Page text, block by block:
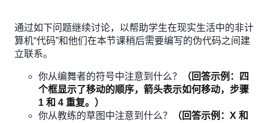
通过如下问题继续讨论，以帮助学生在现实生活中的非计
算机“代码”和他们在本节课稍后需要编写的伪代码之间建
立联系。
你从编舞者的符号中注意到什么？
（回答示例：四
个框显示了移动的顺序，箭头表示如何移动，步骤
1 和 4 重复。）
你从教练的草图中注意到什么？
（回答示例：X 和